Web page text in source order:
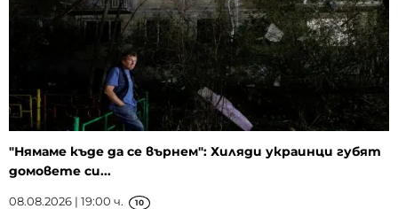
"Нямаме къде да се върнем": Хиляди украинци губят
домовете си...
08.08.2026 | 19:00 ч. 10